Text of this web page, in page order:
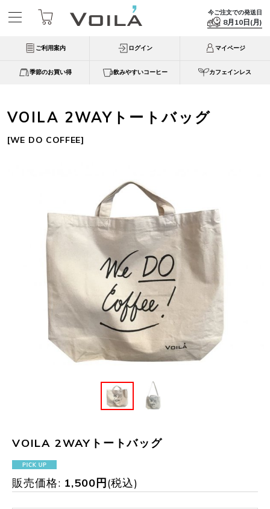
今ご注文での発送日
8月10日(月)
ご利用案内 ログイン マイページ
季節のお買い得 飲みやすいコーヒー カフェインレス
VOILA 2WAYトートバッグ
[WE DO COFFEE]
VOILA 2WAYトートバッグ
販売価格: 1,500円(税込)